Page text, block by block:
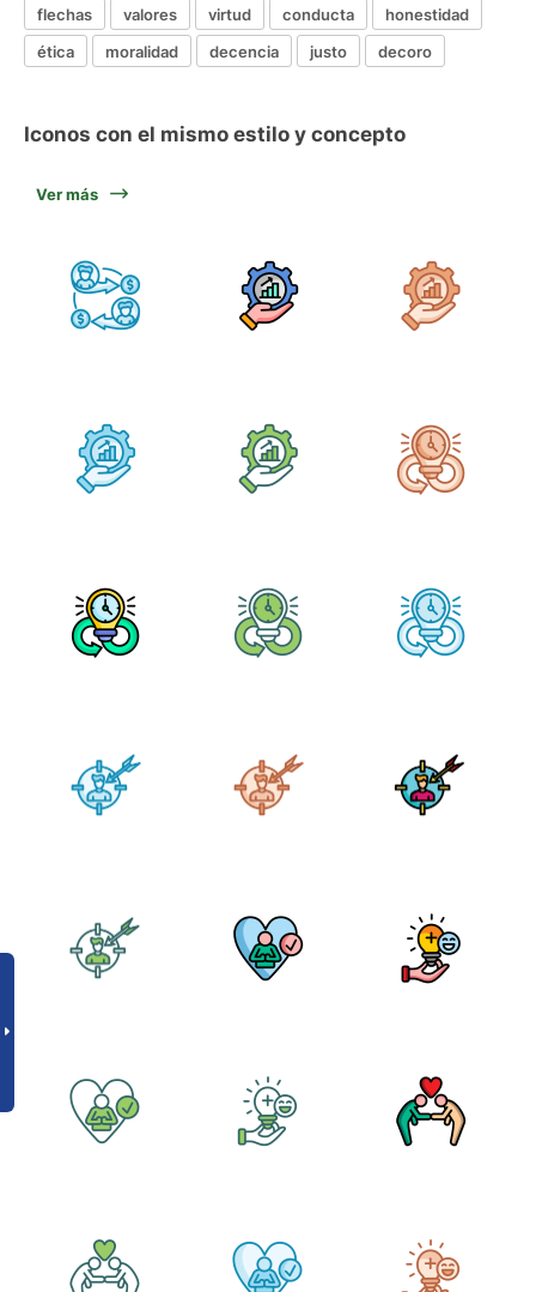
flechas valores virtud conducta
honestidad
ética
moralidad decencia justo decoro
Iconos con el mismo estilo y concepto
Ver más